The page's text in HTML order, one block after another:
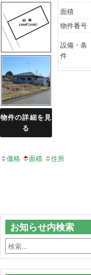
物件の詳細を見
る
面積
物件番号
設備・条
件
価格 面積 住所
お知らせ内検索